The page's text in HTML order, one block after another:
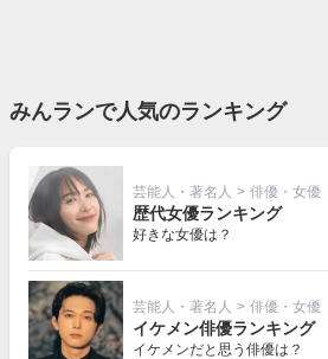
みんランで人気のランキング
芸能人・著名人 > 俳優・女優
歴代女優ランキング
好きな女優は？
芸能人・著名人 > 俳優・女優
イケメン俳優ランキング
イケメンだと思う俳優は？